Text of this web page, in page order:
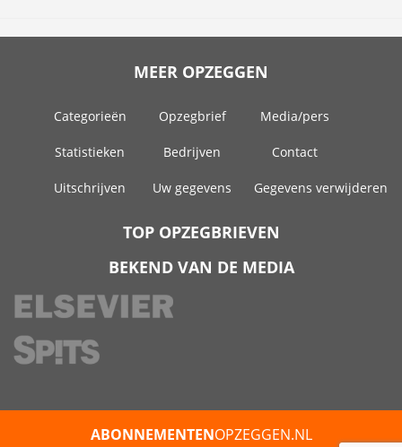
MEER OPZEGGEN
Categorieën Opzegbrief Media/pers
Statistieken Bedrijven Contact
Uitschrijven Uw gegevens Gegevens verwijderen
TOP OPZEGBRIEVEN
BEKEND VAN DE MEDIA
ABONNEMENTENOPZEGGEN.NL